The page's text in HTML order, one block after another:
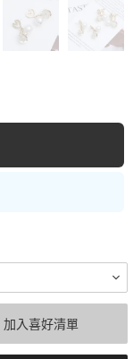
加入喜好清單